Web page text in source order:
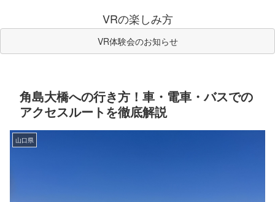
VRの楽しみ方
VR体験会のお知らせ
角島大橋への行き方！車・電車・バスでの
アクセスルートを徹底解説
山口県